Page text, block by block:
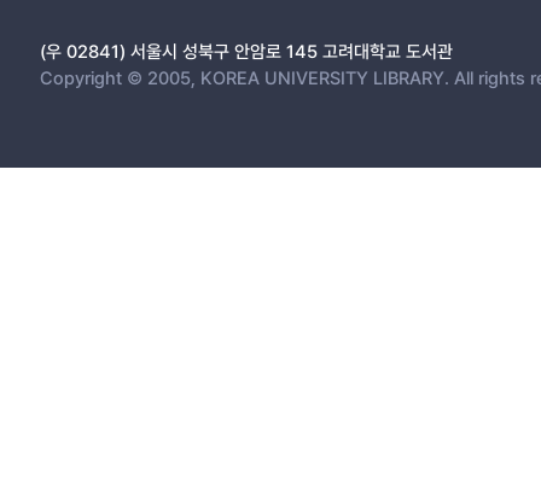
(우 02841) 서울시 성북구 안암로 145 고려대학교 도서관
Copyright © 2005, KOREA UNIVERSITY LIBRARY. All rights